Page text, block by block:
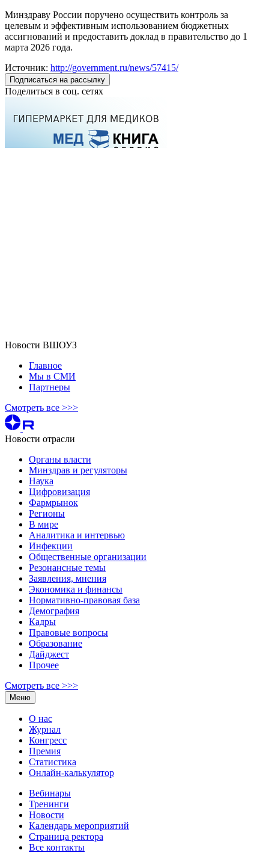
Минздраву России поручено осуществить контроль за
целевым и эффективным использованием бюджетных
ассигнований и предоставить доклад в правительство до 1
марта 2026 года.
Источник: http://government.ru/news/57415/
Подписаться на рассылку
Поделиться в соц. сетях
Новости ВШОУЗ
Главное
Мы в СМИ
Партнеры
Смотреть все >>>
Новости отрасли
Органы власти
Минздрав и регуляторы
Наука
Цифровизация
Фармрынок
Регионы
В мире
Аналитика и интервью
Инфекции
Общественные организации
Резонансные темы
Заявления, мнения
Экономика и финансы
Нормативно-правовая база
Демография
Кадры
Правовые вопросы
Образование
Дайджест
Прочее
Смотреть все >>>
Меню
О нас
Журнал
Конгресс
Премия
Статистика
Онлайн-калькулятор
Вебинары
Тренинги
Новости
Календарь мероприятий
Страница ректора
Все контакты